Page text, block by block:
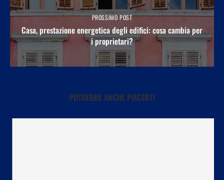
PROSSIMO POST
Casa, prestazione energetica degli edifici: cosa cambia per
i proprietari?
POTREBBE ANCHE PIACERTI